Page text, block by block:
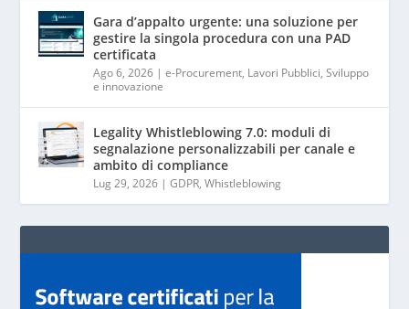
Gara d’appalto urgente: una soluzione per
gestire la singola procedura con una PAD
certificata
Ago 6, 2026 |e-Procurement, Lavori Pubblici,Sviluppo
e innovazione
Legality Whistleblowing 7.0: moduli di
segnalazione personalizzabili per canale e
ambito di compliance
Lug 29, 2026 |GDPR,Whistleblowing